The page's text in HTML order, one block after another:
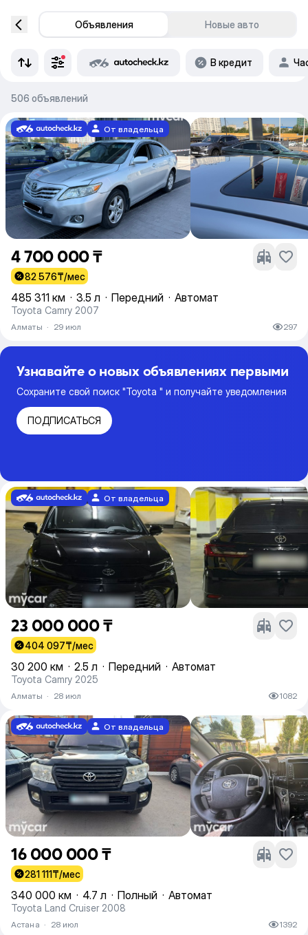
Объявления Новые авто
В кредит
506 объявлений
От владельца
4 700 000 ₸
82 576₸/мес
485 311 км · 3.5 л · Передний · Автомат
Toyota Camry 2007
Алматы · 29 июл 297
Узнавайте о новых объявлениях первыми
Сохраните свой поиск "Toyota " и получайте уведомления
ПОДПИСАТЬСЯ
От владельца
23 000 000 ₸
404 097₸/мес
30 200 км · 2.5 л · Передний · Автомат
Toyota Camry 2025
Алматы · 28 июл 1082
От владельца
16 000 000 ₸
281 111₸/мес
340 000 км · 4.7 л · Полный · Автомат
Toyota Land Cruiser 2008
Астана · 28 июл 1392